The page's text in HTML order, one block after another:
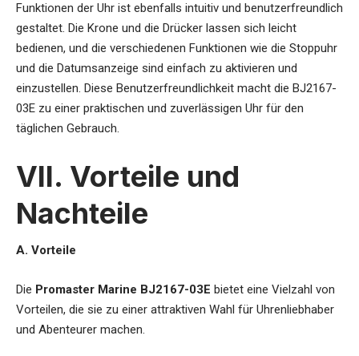
Funktionen der Uhr ist ebenfalls intuitiv und benutzerfreundlich
gestaltet. Die Krone und die Drücker lassen sich leicht
bedienen, und die verschiedenen Funktionen wie die Stoppuhr
und die Datumsanzeige sind einfach zu aktivieren und
einzustellen. Diese Benutzerfreundlichkeit macht die BJ2167-
03E zu einer praktischen und zuverlässigen Uhr für den
täglichen Gebrauch.
VII. Vorteile und
Nachteile
A. Vorteile
Die Promaster Marine BJ2167-03E bietet eine Vielzahl von
Vorteilen, die sie zu einer attraktiven Wahl für Uhrenliebhaber
und Abenteurer machen.